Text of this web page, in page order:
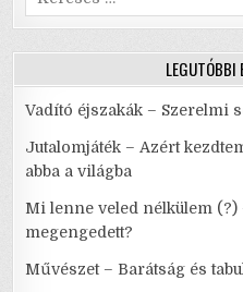
for:
LEGUTÓBBI
Vadító éjszakák – Szerelmi
Jutalomjáték – Azért
abba a világba
Mi lenne veled nélkülem
megengedett?
Művészet – Barátság és